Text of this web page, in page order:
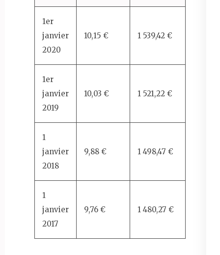
1er
janvier
2020
10,15 € 1 539,42 €
1er
janvier
2019
10,03 € 1 521,22 €
1
janvier
2018
9,88 € 1 498,47 €
1
janvier
2017
9,76 € 1 480,27 €